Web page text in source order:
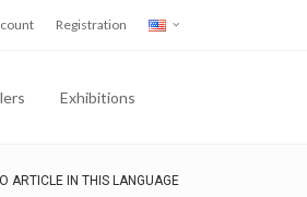
Registration
Exhibitions
ARTICLE IN THIS LANGUAGE